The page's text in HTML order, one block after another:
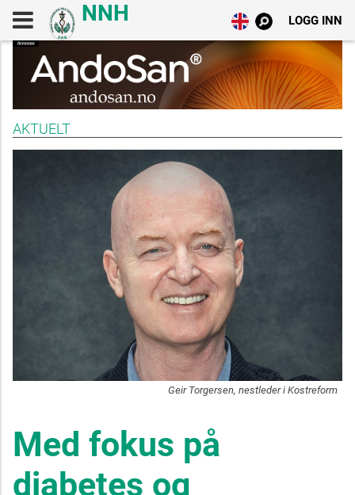
LOGG INN
AKTUELT
Geir Torgersen, nestleder i Kostreform
Med fokus på
diabetes og